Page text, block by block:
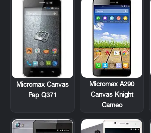
Micromax A290
Canvas Knight
Cameo
Micromax Canvas
Pep Q371